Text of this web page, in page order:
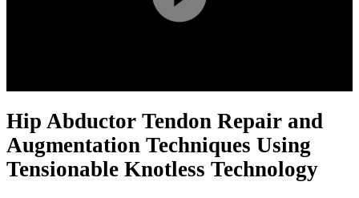
Play
Video
Hip Abductor Tendon Repair and
Augmentation Techniques Using
Tensionable Knotless Technology